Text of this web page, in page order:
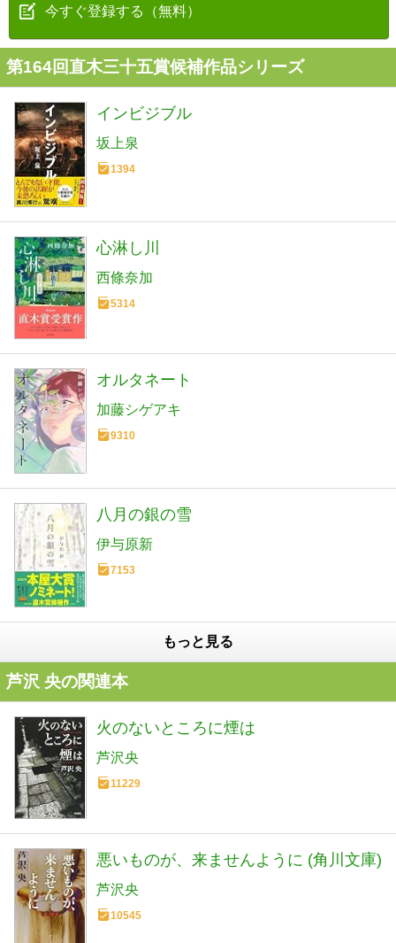
今すぐ登録する（無料）
第164回直木三十五賞候補作品シリーズ
インビジブル
坂上泉
1394
心淋し川
西條奈加
5314
オルタネート
加藤シゲアキ
9310
八月の銀の雪
伊与原新
7153
もっと見る
芦沢 央の関連本
火のないところに煙は
芦沢央
11229
悪いものが、来ませんように (角川文庫)
芦沢央
10545